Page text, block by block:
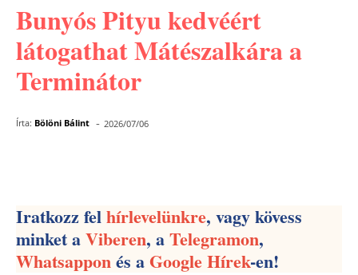
Bunyós Pityu kedvéért
látogathat Mátészalkára a
Terminátor
Írta: Bölöni Bálint - 2026/07/06
Iratkozz felhírlevelünkre, vagy kövess
minket aViberen, aTelegramon,
Whatsapponés aGoogle Hírek-en!